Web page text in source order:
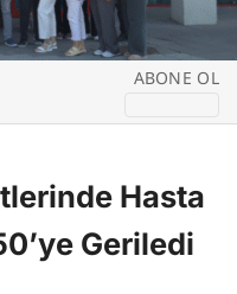
ABONE OL
Hasta
Geriledi